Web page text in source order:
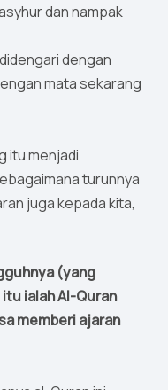
dan nampak
dengan
mata sekarang
itu menjadi
turunnya
juga kepada kita,
(yang
ialah Al-Quran
memberi ajaran